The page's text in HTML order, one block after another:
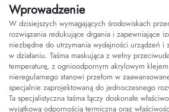
Wprowadzenie
W dzisiejszych wymagających środowiskach
rozwiązania redukujące drgania i zapewniające
niezbędne do utrzymania wydajności urządzeń i
w działaniu. Taśma maskująca z wełny
temperaturę, z ognioodpornym akrylowym
nieregularnego stanowi przełom w
specjalnie zaprojektowaną do jednoczesnego
Ta specjalistyczna taśma łączy doskonałe
wyjątkową odpornością termiczną oraz